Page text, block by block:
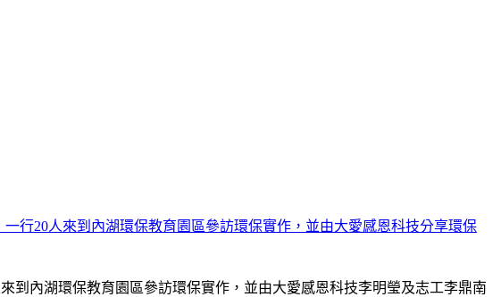
到內湖環保教育園區參訪環保實作，並由大愛感恩科技李明瑩及志工李鼎南